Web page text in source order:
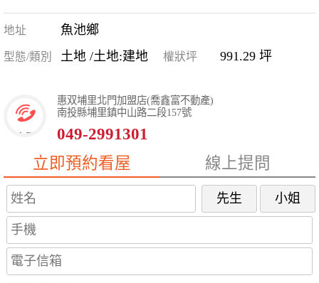
地址 魚池鄉
型態/類別 土地 /土地:建地 權狀坪 991.29 坪
惠双埔里北門加盟店(喬鑫富不動產)
南投縣埔里鎮中山路二段157號
049-2991301
立即預約看屋
線上提問
先生 小姐